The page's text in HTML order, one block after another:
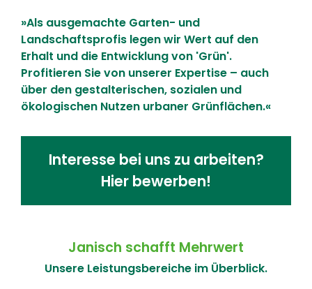
»Als ausgemachte Garten- und
Landschaftsprofis legen wir Wert auf den
Erhalt und die Entwicklung von 'Grün'.
Profitieren Sie von unserer Expertise – auch
über den gestalterischen, sozialen und
ökologischen Nutzen urbaner Grünflächen.«
Interesse bei uns zu arbeiten?
Hier bewerben!
Janisch schafft Mehrwert
Unsere Leistungsbereiche im Überblick.